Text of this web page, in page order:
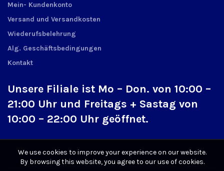
Mein- Kundenkonto
Versand und Versandkosten
Wiederufsbelehrung
Alg. Geschäftsbedingungen
Kontakt
Unsere Filiale ist Mo – Don. von 10:00 –
21:00 Uhr und Freitags + Sastag von
10:00 – 22:00 Uhr geöffnet.
We use cookies to improve your experience on our website.
By browsing this website, you agree to our use of cookies.